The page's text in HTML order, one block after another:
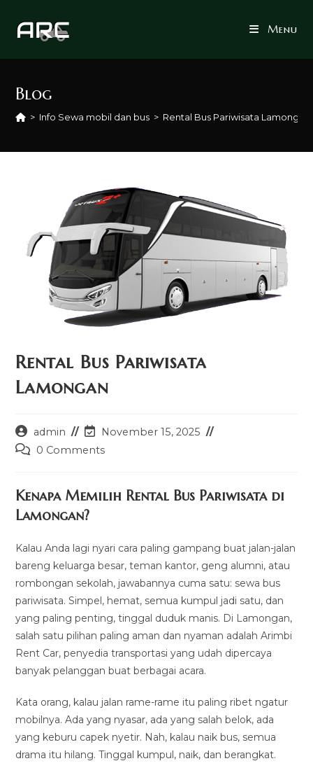
Menu
Blog
> Info Sewa mobil dan bus > Rental Bus Pariwisata Lamongan
Rental Bus Pariwisata
Lamongan
Post
author:
admin
Post
last
November 15, 2025
Post0 Comments
Kenapa Memilih Rental Bus Pariwisata di
Lamongan?
Kalau Anda lagi nyari cara paling gampang buat jalan-jalan
bareng keluarga besar, teman kantor, geng alumni, atau
rombongan sekolah, jawabannya cuma satu: sewa bus
pariwisata. Simpel, hemat, semua kumpul jadi satu, dan
yang paling penting, tinggal duduk manis. Di Lamongan,
salah satu pilihan paling aman dan nyaman adalah Arimbi
Rent Car, penyedia transportasi yang udah dipercaya
banyak pelanggan buat berbagai acara.
Kata orang, kalau jalan rame-rame itu paling ribet ngatur
mobilnya. Ada yang nyasar, ada yang salah belok, ada
yang keburu capek nyetir. Nah, kalau naik bus, semua
drama itu hilang. Tinggal kumpul, naik, dan berangkat.